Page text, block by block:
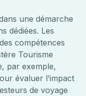
une démarche
dédiées. Les
compétences
Tourisme
par exemple,
évaluer l’impact
de voyage